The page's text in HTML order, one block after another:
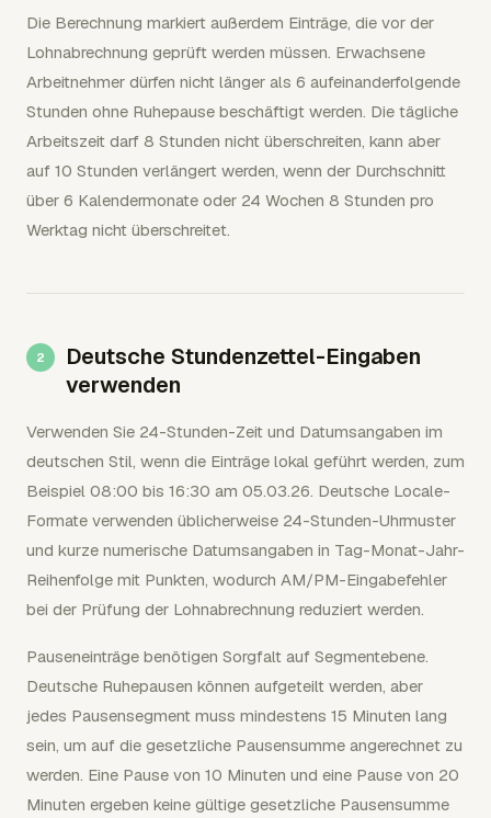
Die Berechnung markiert außerdem Einträge, die vor der
Lohnabrechnung geprüft werden müssen. Erwachsene
Arbeitnehmer dürfen nicht länger als 6 aufeinanderfolgende
Stunden ohne Ruhepause beschäftigt werden. Die tägliche
Arbeitszeit darf 8 Stunden nicht überschreiten, kann aber
auf 10 Stunden verlängert werden, wenn der Durchschnitt
über 6 Kalendermonate oder 24 Wochen 8 Stunden pro
Werktag nicht überschreitet.
Deutsche Stundenzettel-Eingaben
verwenden
Verwenden Sie 24-Stunden-Zeit und Datumsangaben im
deutschen Stil, wenn die Einträge lokal geführt werden, zum
Beispiel 08:00 bis 16:30 am 05.03.26. Deutsche Locale-
Formate verwenden üblicherweise 24-Stunden-Uhrmuster
und kurze numerische Datumsangaben in Tag-Monat-Jahr-
Reihenfolge mit Punkten, wodurch AM/PM-Eingabefehler
bei der Prüfung der Lohnabrechnung reduziert werden.
Pauseneinträge benötigen Sorgfalt auf Segmentebene.
Deutsche Ruhepausen können aufgeteilt werden, aber
jedes Pausensegment muss mindestens 15 Minuten lang
sein, um auf die gesetzliche Pausensumme angerechnet zu
werden. Eine Pause von 10 Minuten und eine Pause von 20
Minuten ergeben keine gültige gesetzliche Pausensumme